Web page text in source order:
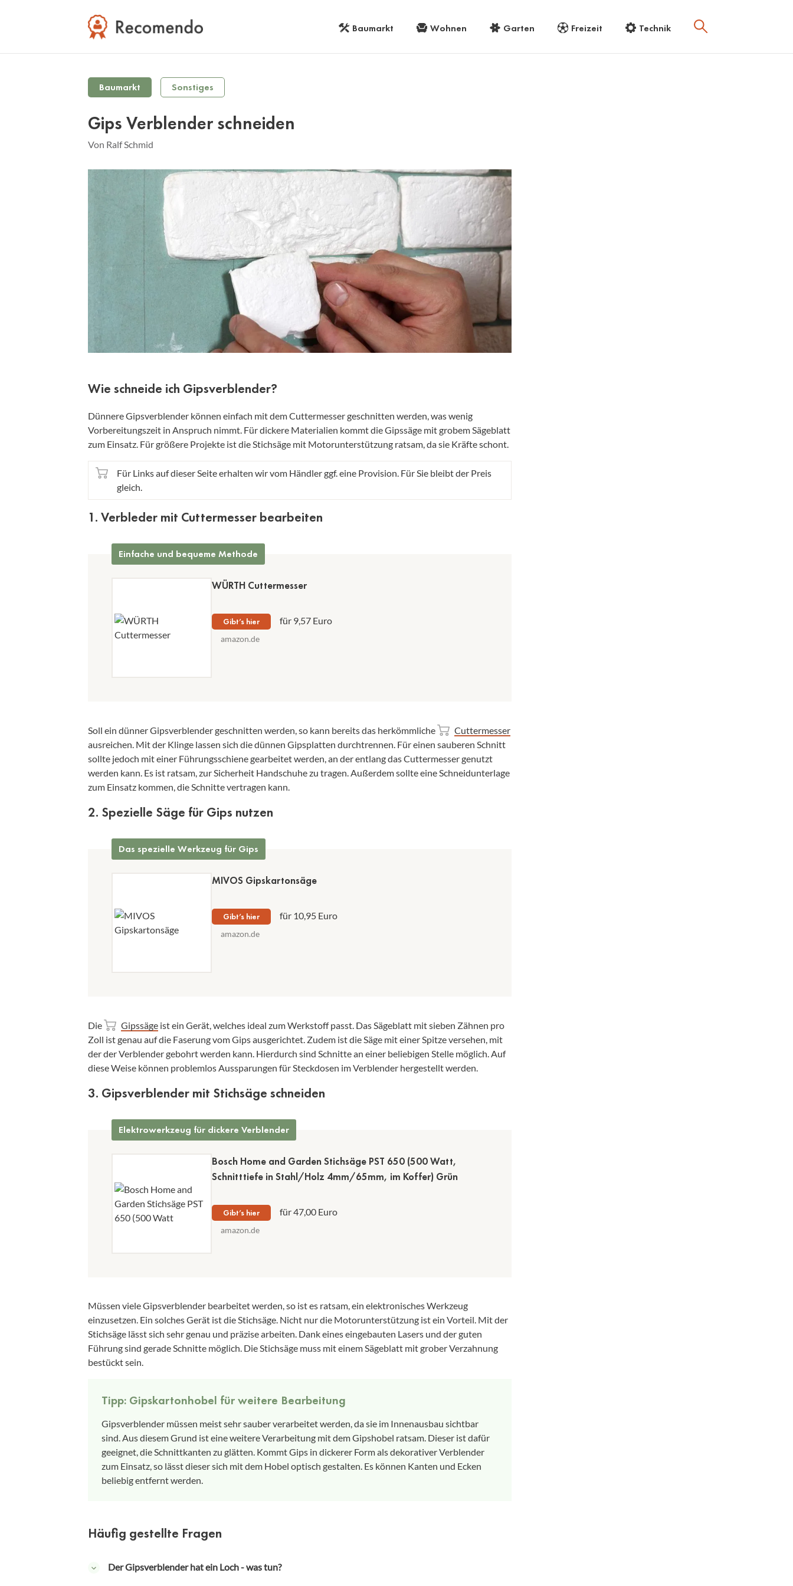
Baumarkt Wohnen Garten Freizeit Technik
Baumarkt Sonstiges
Gips Verblender schneiden
Von Ralf Schmid
Wie schneide ich Gipsverblender?
Dünnere Gipsverblender können einfach mit dem Cuttermesser geschnitten werden, was wenig
Vorbereitungszeit in Anspruch nimmt. Für dickere Materialien kommt die Gipssäge mit grobem Sägeblatt
zum Einsatz. Für größere Projekte ist die Stichsäge mit Motorunterstützung ratsam, da sie Kräfte schont.
Für Links auf dieser Seite erhalten wir vom Händler ggf. eine Provision. Für Sie bleibt der Preis
gleich.
1. Verbleder mit Cuttermesser bearbeiten
Einfache und bequeme Methode
WÜRTH Cuttermesser
Gibt’s hier für 9,57 Euro
amazon.de
Soll ein dünner Gipsverblender geschnitten werden, so kann bereits das herkömmliche
Cuttermesser
ausreichen. Mit der Klinge lassen sich die dünnen Gipsplatten durchtrennen. Für einen sauberen Schnitt
sollte jedoch mit einer Führungsschiene gearbeitet werden, an der entlang das Cuttermesser genutzt
werden kann. Es ist ratsam, zur Sicherheit Handschuhe zu tragen. Außerdem sollte eine Schneidunterlage
zum Einsatz kommen, die Schnitte vertragen kann.
2. Spezielle Säge für Gips nutzen
Das spezielle Werkzeug für Gips
MIVOS Gipskartonsäge
Gibt’s hier für 10,95 Euro
amazon.de
Die Gipssäge ist ein Gerät, welches ideal zum Werkstoff passt. Das Sägeblatt mit sieben Zähnen pro
Zoll ist genau auf die Faserung vom Gips ausgerichtet. Zudem ist die Säge mit einer Spitze versehen, mit
der der Verblender gebohrt werden kann. Hierdurch sind Schnitte an einer beliebigen Stelle möglich. Auf
diese Weise können problemlos Aussparungen für Steckdosen im Verblender hergestellt werden.
3. Gipsverblender mit Stichsäge schneiden
Elektrowerkzeug für dickere Verblender
Bosch Home and Garden Stichsäge PST 650 (500 Watt,
Schnitttiefe in Stahl/Holz 4mm/65mm, im Koffer) Grün
Gibt’s hier für 47,00 Euro
amazon.de
Müssen viele Gipsverblender bearbeitet werden, so ist es ratsam, ein elektronisches Werkzeug
einzusetzen. Ein solches Gerät ist die Stichsäge. Nicht nur die Motorunterstützung ist ein Vorteil. Mit der
Stichsäge lässt sich sehr genau und präzise arbeiten. Dank eines eingebauten Lasers und der guten
Führung sind gerade Schnitte möglich. Die Stichsäge muss mit einem Sägeblatt mit grober Verzahnung
bestückt sein.
Tipp: Gipskartonhobel für weitere Bearbeitung
Gipsverblender müssen meist sehr sauber verarbeitet werden, da sie im Innenausbau sichtbar
sind. Aus diesem Grund ist eine weitere Verarbeitung mit dem Gipshobel ratsam. Dieser ist dafür
geeignet, die Schnittkanten zu glätten. Kommt Gips in dickerer Form als dekorativer Verblender
zum Einsatz, so lässt dieser sich mit dem Hobel optisch gestalten. Es können Kanten und Ecken
beliebig entfernt werden.
Häufig gestellte Fragen
Der Gipsverblender hat ein Loch - was tun?